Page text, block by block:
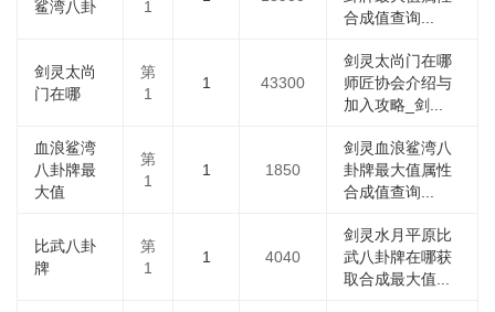
鲨湾八卦
1
合成值查询...
剑灵太尚
门在哪
第
1
1 43300
剑灵太尚门在哪
师匠协会介绍与
加入攻略_剑...
血浪鲨湾
八卦牌最
大值
第
1
1 1850
剑灵血浪鲨湾八
卦牌最大值属性
合成值查询...
比武八卦
牌
第
1
1 4040
剑灵水月平原比
武八卦牌在哪获
取合成最大值...